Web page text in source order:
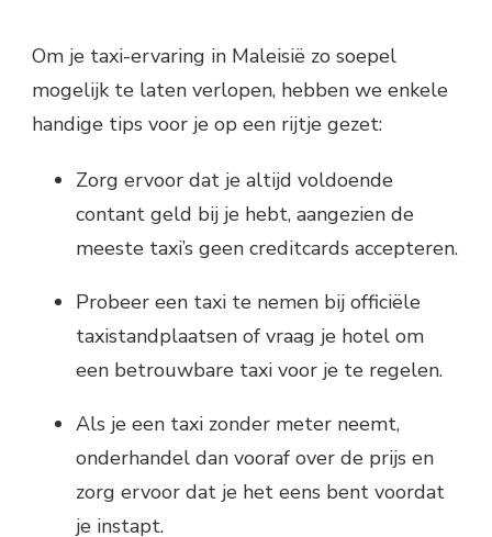
Om je taxi-ervaring in Maleisië zo soepel
mogelijk te laten verlopen, hebben we enkele
handige tips voor je op een rijtje gezet:
Zorg ervoor dat je altijd voldoende
contant geld bij je hebt, aangezien de
meeste taxi’s geen creditcards accepteren.
Probeer een taxi te nemen bij officiële
taxistandplaatsen of vraag je hotel om
een betrouwbare taxi voor je te regelen.
Als je een taxi zonder meter neemt,
onderhandel dan vooraf over de prijs en
zorg ervoor dat je het eens bent voordat
je instapt.